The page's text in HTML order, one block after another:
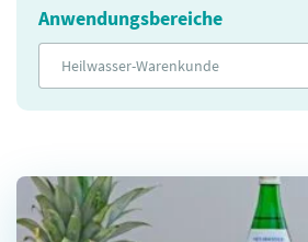
Anwendungsbereiche
Heilwasser-Warenkunde